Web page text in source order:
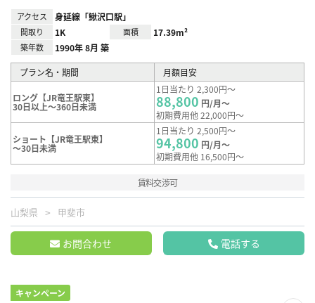
アクセス 身延線「鰍沢口駅」
間取り 1K 面積 17.39m²
築年数 1990年 8月 築
プラン名・期間 月額目安
ロング【JR竜王駅東】
30日以上～360日未満
1日当たり 2,300円～
88,800 円/月～
初期費用他 22,000円～
ショート【JR竜王駅東】
～30日未満
1日当たり 2,500円～
94,800 円/月～
初期費用他 16,500円～
賃料交渉可
山梨県 甲斐市
お問合わせ 電話する
キャンペーン